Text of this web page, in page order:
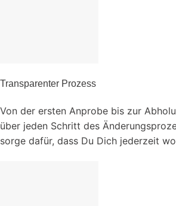
Transparenter Prozess
Von der ersten Anprobe bis zur
über jeden Schritt des
sorge dafür, dass Du Dich jederzeit